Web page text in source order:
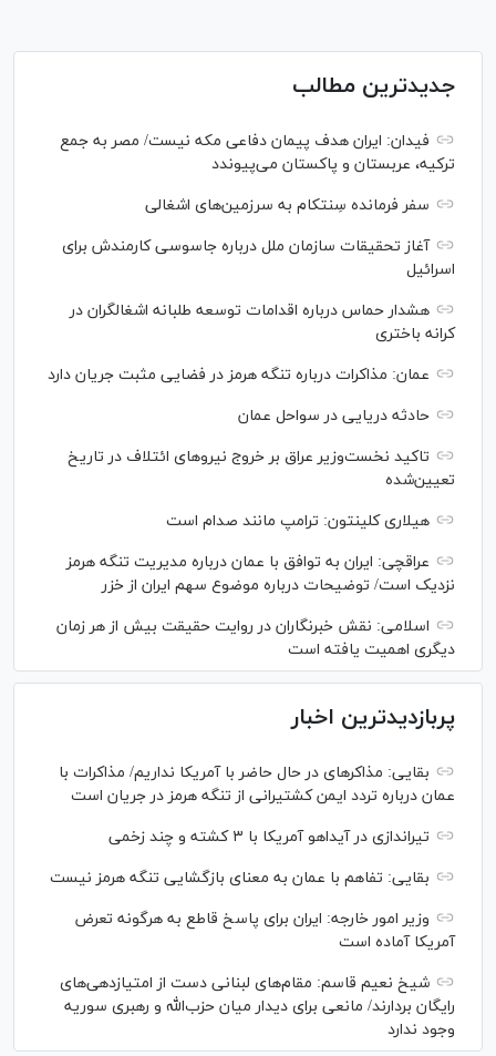
جدیدترین مطالب
فیدان: ایران هدف پیمان دفاعی مکه نیست/ مصر به جمع
ترکیه، عربستان و پاکستان می‌پیوندد
سفر فرمانده سِنتکام به سرزمین‌های اشغالی
آغاز تحقیقات سازمان ملل درباره جاسوسی کارمندش برای
اسرائیل
هشدار حماس درباره اقدامات توسعه طلبانه اشغالگران در
کرانه باختری
عمان: مذاکرات درباره تنگه هرمز در فضایی مثبت جریان دارد
حادثه دریایی در سواحل عمان
تاکید نخست‌وزیر عراق بر خروج نیروهای ائتلاف در تاریخ
تعیین‌شده
هیلاری کلینتون: ترامپ مانند صدام است
عراقچی: ایران به توافق با عمان درباره مدیریت تنگه هرمز
نزدیک است/ توضیحات درباره موضوع سهم ایران از خزر
اسلامی: نقش خبرنگاران در روایت حقیقت بیش از هر زمان
دیگری اهمیت یافته است
پربازدیدترین اخبار
بقایی: مذاکره‎ای در حال حاضر با آمریکا نداریم/ مذاکرات با
عمان درباره تردد ایمن کشتیرانی از تنگه هرمز در جریان است
تیراندازی در آیداهو آمریکا با ۳ کشته و چند زخمی
بقایی: تفاهم با عمان به معنای بازگشایی تنگه هرمز نیست
وزیر امور خارجه: ایران برای پاسخ قاطع به هرگونه تعرض
آمریکا آماده است
شیخ نعیم قاسم: مقام‌های لبنانی دست از امتیازدهی‌های
رایگان بردارند/ مانعی برای دیدار میان حزب‌الله و رهبری سوریه
وجود ندارد